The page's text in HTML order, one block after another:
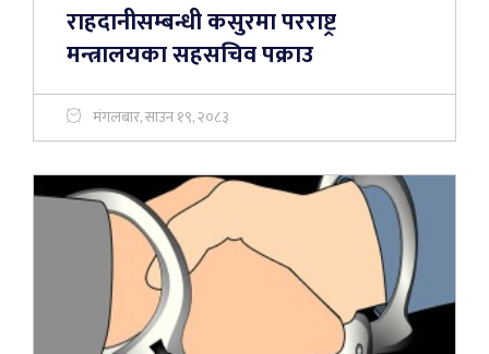
राहदानीसम्बन्धी कसुरमा परराष्ट्र
मन्त्रालयका सहसचिव पक्राउ
मंगलबार, साउन १९, २०८३